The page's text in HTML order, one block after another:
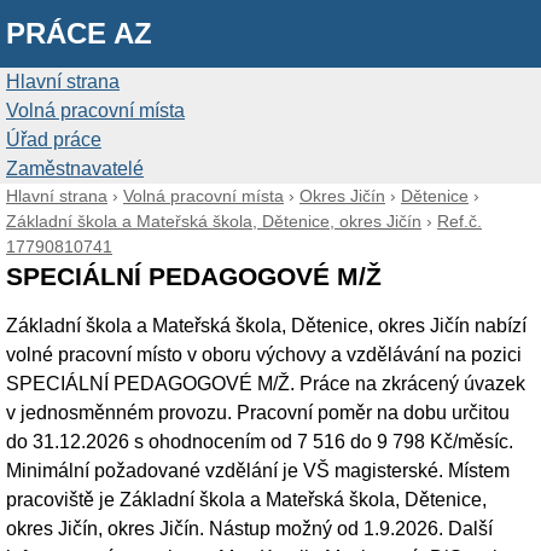
PRÁCE AZ
Hlavní strana
Volná pracovní místa
Úřad práce
Zaměstnavatelé
Hlavní strana › Volná pracovní místa › Okres Jičín › Dětenice ›
Základní škola a Mateřská škola, Dětenice, okres Jičín › Ref.č.
17790810741
SPECIÁLNÍ PEDAGOGOVÉ M/Ž
Základní škola a Mateřská škola, Dětenice, okres Jičín nabízí
volné pracovní místo v oboru výchovy a vzdělávání na pozici
SPECIÁLNÍ PEDAGOGOVÉ M/Ž. Práce na zkrácený úvazek
v jednosměnném provozu. Pracovní poměr na dobu určitou
do 31.12.2026 s ohodnocením od 7 516 do 9 798 Kč/měsíc.
Minimální požadované vzdělání je VŠ magisterské. Místem
pracoviště je Základní škola a Mateřská škola, Dětenice,
okres Jičín, okres Jičín. Nástup možný od 1.9.2026. Další